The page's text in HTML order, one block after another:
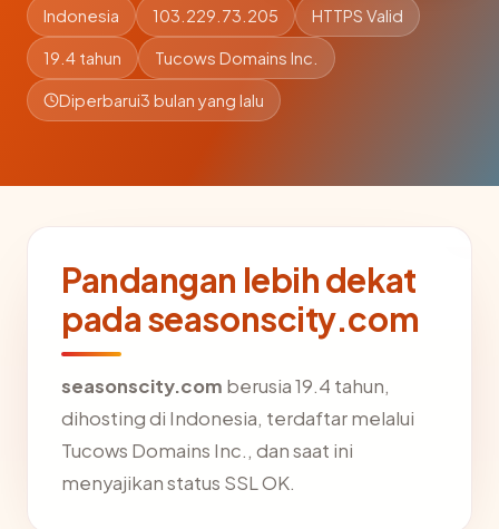
Indonesia 103.229.73.205 HTTPS Valid
19.4 tahun Tucows Domains Inc.
Diperbarui3 bulan yang lalu
Pandangan lebih dekat
pada seasonscity.com
seasonscity.com berusia 19.4 tahun,
dihosting di Indonesia, terdaftar melalui
Tucows Domains Inc., dan saat ini
menyajikan status SSL OK.